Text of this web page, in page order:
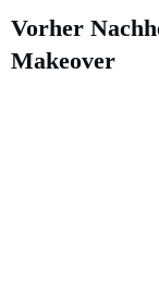
Vorher
Makeover